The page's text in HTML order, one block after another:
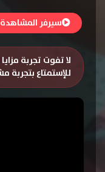
سيرفر المشاهدة
لا تفوت تجربة
للإستمتاع بتجربة